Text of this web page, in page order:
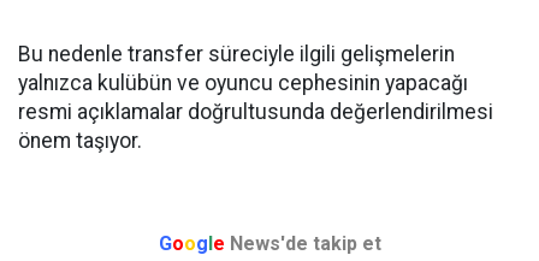
Bu nedenle transfer süreciyle ilgili gelişmelerin
yalnızca kulübün ve oyuncu cephesinin yapacağı
resmi açıklamalar doğrultusunda değerlendirilmesi
önem taşıyor.
Google News'de takip et